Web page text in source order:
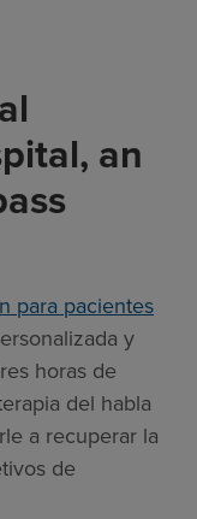
an
para pacientes
y
horas de
del habla
a recuperar la
de